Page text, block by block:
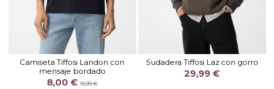
Camiseta Tiffosi Landon con
mensaje bordado
8,00 €15,99 €
TALLA
COLOR
Sudadera Tiffosi Laz con gorro
29,99 €
TALLA
XXL
COLOR